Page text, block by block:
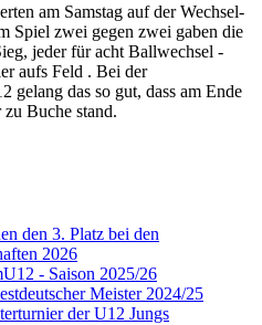
am Samstag auf der Wechsel-
Spiel zwei gegen zwei gaben die
jeder für acht Ballwechsel -
aufs Feld . Bei der
gelang das so gut, dass am Ende
Buche stand.
den 3. Platz bei den
2026
- Saison 2025/26
Meister 2024/25
der U12 Jungs